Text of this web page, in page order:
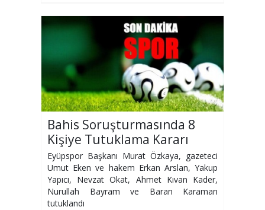
Bahis Soruşturmasında 8
Kişiye Tutuklama Kararı
Çıktı
Eyüpspor Başkanı Murat Özkaya, gazeteci
Umut Eken ve hakem Erkan Arslan, Yakup
Yapıcı, Nevzat Okat, Ahmet Kıvan Kader,
Nurullah Bayram ve Baran Karaman
tutuklandı